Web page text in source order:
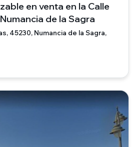
en venta en la Calle
de la Sagra
45230, Numancia de la Sagra,